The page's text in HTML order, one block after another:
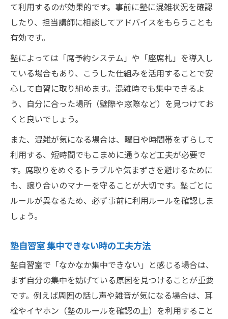
て利用するのが効果的です。事前に塾に混雑状況を確認
したり、担当講師に相談してアドバイスをもらうことも
有効です。
塾によっては「席予約システム」や「座席札」を導入し
ている場合もあり、こうした仕組みを活用することで安
心して自習に取り組めます。混雑時でも集中できるよ
う、自分に合った場所（壁際や窓際など）を見つけてお
くと良いでしょう。
また、混雑が気になる場合は、曜日や時間帯をずらして
利用する、短時間でもこまめに通うなど工夫が必要で
す。席取りをめぐるトラブルや気まずさを避けるために
も、譲り合いのマナーを守ることが大切です。塾ごとに
ルールが異なるため、必ず事前に利用ルールを確認しま
しょう。
塾自習室 集中できない時の工夫方法
塾自習室で「なかなか集中できない」と感じる場合は、
まず自分の集中を妨げている原因を見つけることが重要
です。例えば周囲の話し声や雑音が気になる場合は、耳
栓やイヤホン（塾のルールを確認の上）を利用すること